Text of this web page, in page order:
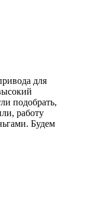
для
подобрать,
работу
Будем